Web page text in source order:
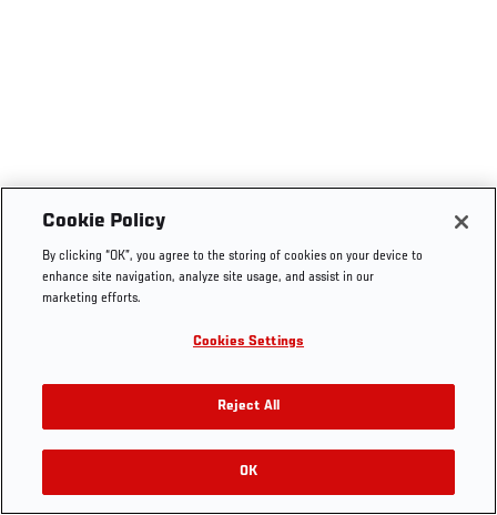
Cookie Policy
By clicking “OK”, you agree to the storing of cookies on your device to
enhance site navigation, analyze site usage, and assist in our
marketing efforts.
Cookies Settings
Reject All
OK